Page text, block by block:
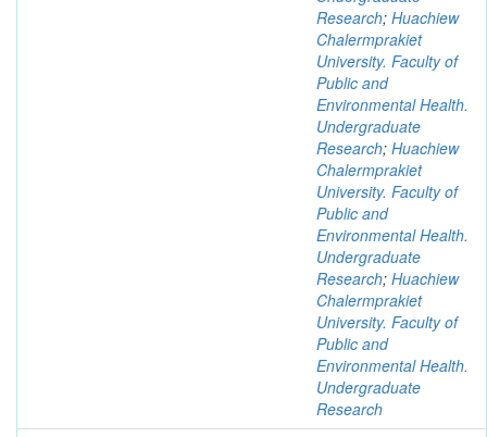
Research; Huachiew
Chalermprakiet
University. Faculty of
Public and
Environmental Health.
Undergraduate
Research; Huachiew
Chalermprakiet
University. Faculty of
Public and
Environmental Health.
Undergraduate
Research; Huachiew
Chalermprakiet
University. Faculty of
Public and
Environmental Health.
Undergraduate
Research